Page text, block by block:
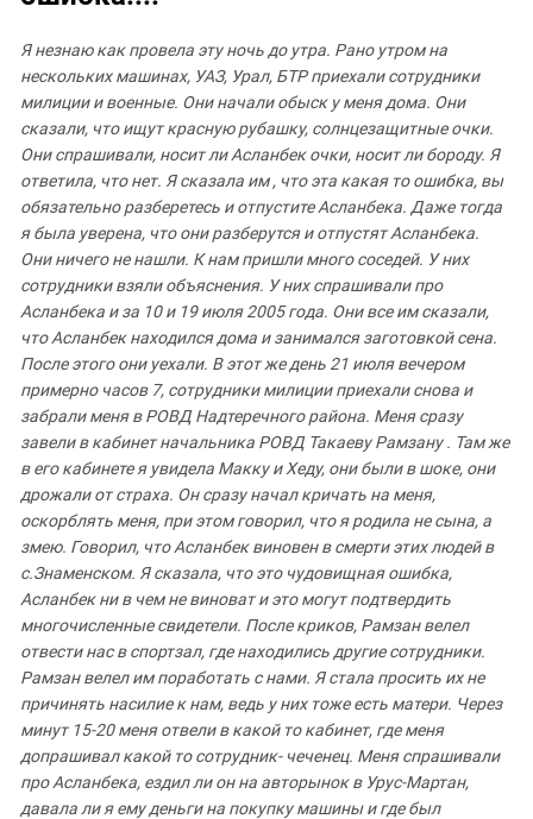
ПРЕСЛЕДОВАНИЕ АКТИВИСТОВ
МОБИЛИЗАЦИЯ И ПРОТЕСТЫ
Ингушетия
Калмыкия
Карачаево-Черкесия
Краснодарский край
Нагорный Карабах
Российская Федерация
Ростовская область
Северная Осетия - Алания
СКФО
Ставропольский край
Чечня
Южная Осетия
Южный Кавказ
ЮФО
Я незнаю как провела эту ночь до утра. Рано утром на
нескольких машинах, УАЗ, Урал, БТР приехалисотрудники
милиции и военные. Они начали обыск у меня дома. Они
сказали, что ищут красную рубашку, солнцезащитные очки.
Они спрашивали, носит ли Асланбек очки, носит ли бороду. Я
ответила, что нет. Я сказала им, что эта какая то ошибка, вы
обязательноразберетесь и отпустите Асланбека. Даже тогда
я была уверена, чтоони разберутся и отпустят Асланбека.
Они ничего не нашли. К нам пришли много соседей. У них
сотрудники взяли объяснения. У них спрашивали про
Асланбека и за 10и19июля2005года. Они все имсказали,
что Асланбек находился дома и занимался заготовкой сена.
После этого они уехали. В этот же день 21 июля вечером
примерно часов7, сотрудники милиции приехали снова и
забрали меня в РОВДНадтеречного района. Меня сразу
завели в кабинет начальника РОВД Такаеву Рамзану. Там же
в его кабинете я увидела Макку и Хеду, онибыли в шоке, они
дрожали от страха. Он сразу начал кричать на меня,
оскорблять меня, при этом говорил, что я родила не сына, а
змею. Говорил, что Асланбек виновен в смерти этих людей в
с.Знаменском. Я сказала, что это чудовищная ошибка,
Асланбек ни в чем не виноват и это могут подтвердить
многочисленные свидетели. После криков, Рамзан велел
отвести нас в спортзал, где находились другие сотрудники.
Рамзан велел им поработать с нами. Я стала просить ихне
причинять насилие к нам, ведь у них тоже есть матери. Через
минут 15-20меня отвели в какой то кабинет, где меня
допрашивал какой то сотрудник- чеченец. Меня спрашивали
про Асланбека, ездил ли он на авторынок в Урус-Мартан,
давала ли я ему деньги на покупку машины и где был